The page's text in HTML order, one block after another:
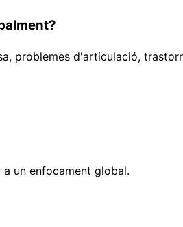
problemes d'articulació,
un enfocament global.